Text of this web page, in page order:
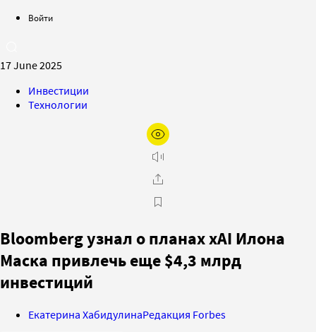
Войти
17 June 2025
Инвестиции
Технологии
Bloomberg узнал о планах xAI Илона
Маска привлечь еще $4,3 млрд
инвестиций
Екатерина ХабидулинаРедакция Forbes